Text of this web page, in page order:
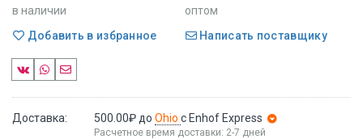
в наличии
оптом
Добавить в избранное
Написать поставщику
Доставка: 500.00₽ до Ohio с Enhof Express
Расчетное время доставки: 2-7 дней